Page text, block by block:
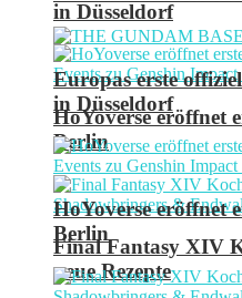
in Düsseldorf
HoYoverse eröffnet
Berlin
Final Fantasy XIV
neue Rezepte
Europas erste
in Düsseldorf
HoYoverse eröffnet
Berlin